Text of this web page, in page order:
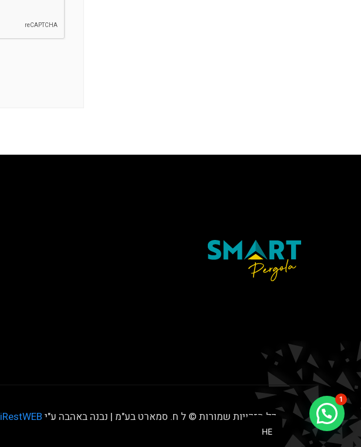
כל הזכויות שמורות © ל ח. סמארט בע"מ | נבנה באהבה ע"י iRestWEB
1
HE